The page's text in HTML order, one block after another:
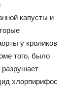
капусты и
у кроликов
того, было
разрушает
хлорпирифос